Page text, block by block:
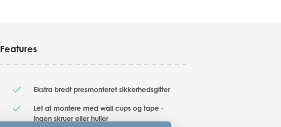
Features
Ekstra bredt presmonteret sikkerhedsgitter
Let at montere med wall cups og tape -
ingen skruer eller huller